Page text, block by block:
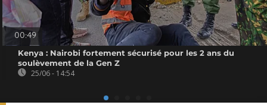
00:49
Kenya : Nairobi fortement sécurisé pour les 2 ans du
soulèvement de la Gen Z
25/06 - 14:54